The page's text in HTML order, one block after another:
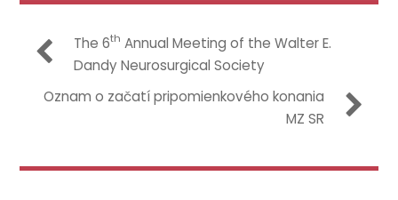
The 6th Annual Meeting of the Walter E.
Dandy Neurosurgical Society
Oznam o začatí pripomienkového konania
MZ SR